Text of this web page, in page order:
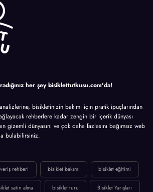
her şey bisiklettutkusu.com'da!
bisikletinizin bakımı için pratik ipuçlarından
rehberlere kadar zengin bir içerik dünyası
gizemli dünyasını ve çok daha fazlasını bağımsız web
bulabilirsiniz.
rehberi bisiklet bakımı bisiklet eğitimi
satın alma bisiklet turu Bisiklet Yarışları